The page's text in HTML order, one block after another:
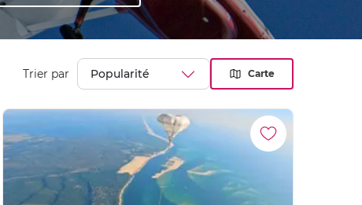
Trier par Carte